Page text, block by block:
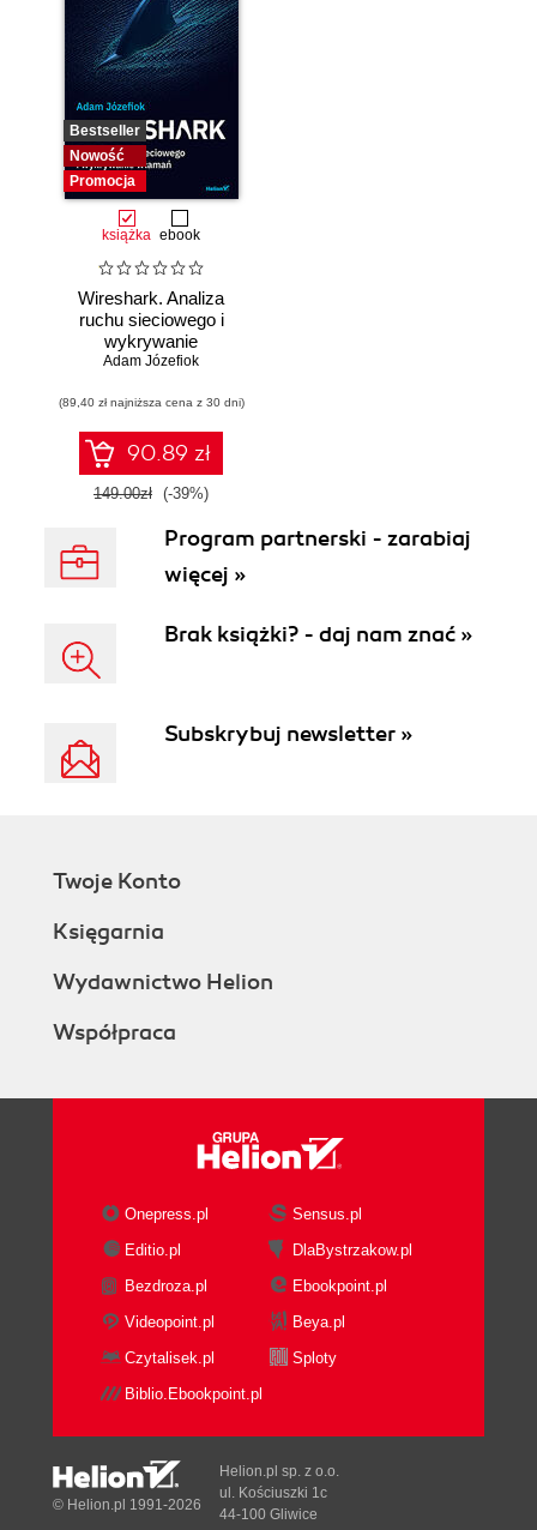
Bestseller
Nowość
Promocja
książka ebook
Wireshark. Analiza
ruchu sieciowego i
wykrywanie
włamań
Adam Józefiok
(89,40 zł najniższa cena z 30 dni)
90.89 zł
149.00zł (-39%)
Program partnerski - zarabiaj
więcej »
Brak książki? - daj nam znać »
Subskrybuj newsletter »
Twoje Konto
Księgarnia
Wydawnictwo Helion
Współpraca
Onepress.pl
Sensus.pl
Editio.pl
DlaBystrzakow.pl
Bezdroza.pl
Ebookpoint.pl
Videopoint.pl
Beya.pl
Czytalisek.pl
Sploty
Biblio.Ebookpoint.pl
© Helion.pl 1991-2026
Helion.pl sp. z o.o.
ul. Kościuszki 1c
44-100 Gliwice